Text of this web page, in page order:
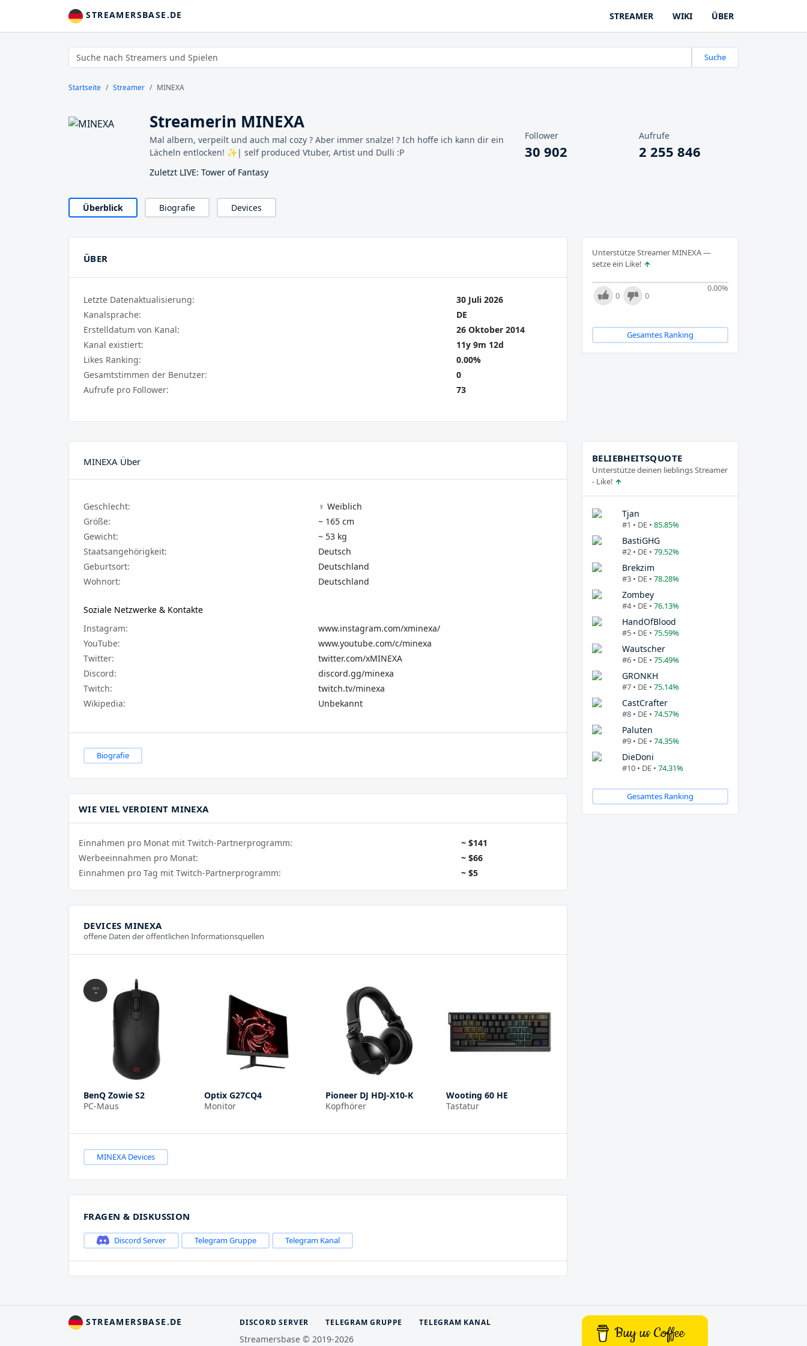
STREAMERSBASE.DE STREAMER WIKI ÜBER
Suche
Startseite Streamer MINEXA
Streamerin MINEXA
Mal albern, verpeilt und auch mal cozy ? Aber immer snalze! ? Ich hoffe ich kann dir ein
Lächeln entlocken! ✨| self produced Vtuber, Artist und Dulli :P
Zuletzt LIVE: Tower of Fantasy
Follower
30 902
Aufrufe
2 255 846
Überblick Biografie Devices
Unterstütze Streamer MINEXA —
setze ein Like!
0.00%
0 0
Gesamtes Ranking
ÜBER
Letzte Datenaktualisierung:
30 Juli 2026
Kanalsprache:
DE
Erstelldatum von Kanal:
26 Oktober 2014
Kanal existiert:
11y 9m 12d
Likes Ranking:
0.00%
Gesamtstimmen der Benutzer:
0
Aufrufe pro Follower:
73
MINEXA Über
Geschlecht:
♀️ Weiblich
Größe:
~ 165 cm
Gewicht:
~ 53 kg
Staatsangehörigkeit:
Deutsch
Geburtsort:
Deutschland
Wohnort:
Deutschland
Soziale Netzwerke & Kontakte
Instagram:
www.instagram.com/xminexa/
YouTube:
www.youtube.com/c/minexa
Twitter:
twitter.com/xMINEXA
Discord:
discord.gg/minexa
Twitch:
twitch.tv/minexa
Wikipedia:
Unbekannt
Biografie
WIE VIEL VERDIENT MINEXA
Einnahmen pro Monat mit Twitch-Partnerprogramm:
~ $141
Werbeeinnahmen pro Monat:
~ $66
Einnahmen pro Tag mit Twitch-Partnerprogramm:
~ $5
DEVICES MINEXA
offene Daten der öffentlichen Informationsquellen
BenQ Zowie S2
PC-Maus
Optix G27CQ4
Monitor
Pioneer DJ HDJ-X10-K
Kopfhörer
Wooting 60 HE
Tastatur
MINEXA Devices
FRAGEN & DISKUSSION
Discord Server Telegram Gruppe Telegram Kanal
BELIEBHEITSQUOTE
Unterstütze deinen lieblings Streamer
- Like!
Tjan
#1 • DE • 85.85%
BastiGHG
#2 • DE • 79.52%
Brekzim
#3 • DE • 78.28%
Zombey
#4 • DE • 76.13%
HandOfBlood
#5 • DE • 75.59%
Wautscher
#6 • DE • 75.49%
GRONKH
#7 • DE • 75.14%
CastCrafter
#8 • DE • 74.57%
Paluten
#9 • DE • 74.35%
DieDoni
#10 • DE • 74.31%
Gesamtes Ranking
STREAMERSBASE.DE DISCORD SERVER TELEGRAM GRUPPE TELEGRAM KANAL
Streamersbase © 2019-2026 Buy us Coffee